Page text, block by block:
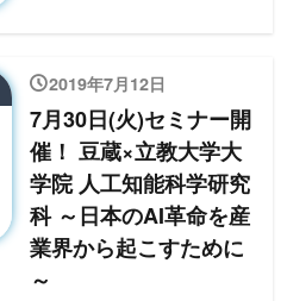
2019年7月12日
7月30日(火)セミナー開
催！ 豆蔵×立教大学大
学院 人工知能科学研究
科 ～日本のAI革命を産
業界から起こすために
～